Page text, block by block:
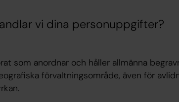
vi dina personuppgifter?
som anordnar och håller allmänna
förvaltningsområde, även för